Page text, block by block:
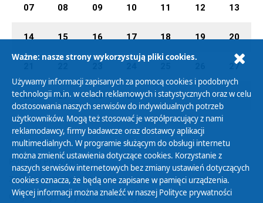
07 08 09 10 11 12 13
14 15 16 17 18 19 20
27
28 29 30 31 01 02 03
Polityka Prywatności
Zasady korzystania z Serwisu
Organizacje Pożytku Publicznego
Ważne: nasze strony wykorzystują pliki cookies.
Używamy informacji zapisanych za pomocą cookies i podobnych
technologii m.in. w celach reklamowych i statystycznych oraz w celu
dostosowania naszych serwisów do indywidualnych potrzeb
użytkowników. Mogą też stosować je współpracujący z nami
reklamodawcy, firmy badawcze oraz dostawcy aplikacji
multimedialnych. W programie służącym do obsługi internetu
można zmienić ustawienia dotyczące cookies. Korzystanie z
naszych serwisów internetowych bez zmiany ustawień dotyczących
cookies oznacza, że będą one zapisane w pamięci urządzenia.
Więcej informacji można znaleźć w naszej Polityce prywatności